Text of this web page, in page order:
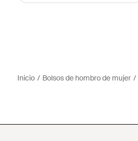
Inicio Bolsos de hombro de mujer